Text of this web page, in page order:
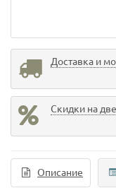
Доставка и
Скидки на
Описание